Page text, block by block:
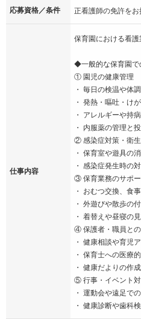
応募資格／条件 正看護師の免許を
仕事内容
保育園における看護
◆一般的な保育園で
① 園児の健康管理
・ 毎日の検温や体
・ 発熱・嘔吐・け
・ アレルギーや持
・ 内服薬の管理と
② 感染症対策・衛
・ 保育室や遊具の
・ 感染症発生時の
③ 保育業務のサポー
・ おむつ交換、食
・ 外遊びや散歩の
・ 着替えや昼寝の
④ 保護者・職員と
・ 健康相談や育児
・ 保育士への医療
・ 健康だよりの作成
⑤ 行事・イベント
・ 運動会や遠足で
・ 健康診断や歯科